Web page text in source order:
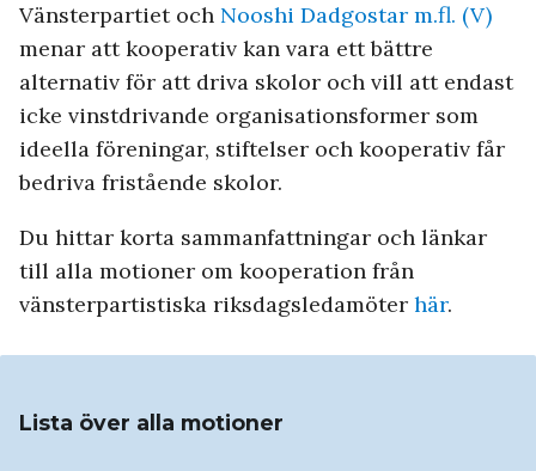
Vänsterpartiet och Nooshi Dadgostar m.fl. (V)
menar att kooperativ kan vara ett bättre
alternativ för att driva skolor och vill att endast
icke vinstdrivande organisationsformer som
ideella föreningar, stiftelser och kooperativ får
bedriva fristående skolor.
Du hittar korta sammanfattningar och länkar
till alla motioner om kooperation från
vänsterpartistiska riksdagsledamöter här.
Lista över alla motioner